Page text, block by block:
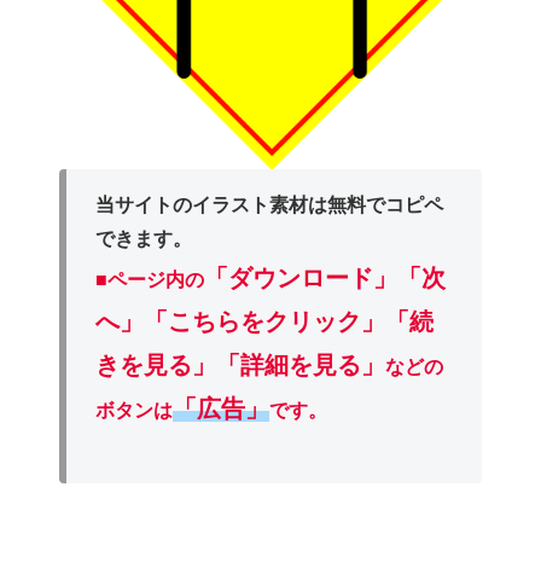
当サイトのイラスト素材は無料でコピペ
できます。
■ページ内の
「ダウンロード」
「次
へ」「こちらをクリック」「続
きを見る」「詳細を見る」などの
ボタンは「広告」です。